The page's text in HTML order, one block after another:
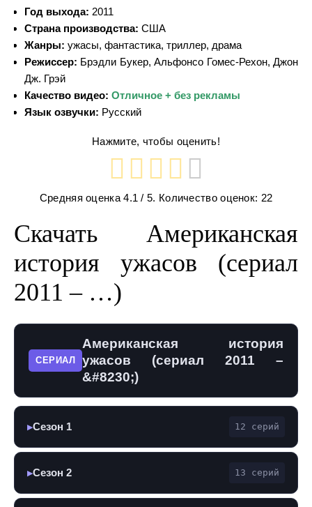
Год выхода: 2011
Страна производства: США
Жанры: ужасы, фантастика, триллер, драма
Режиссер: Брэдли Букер, Альфонсо Гомес-Рехон, Джон
Дж. Грэй
Качество видео: Отличное + без рекламы
Язык озвучки: Русский
Нажмите, чтобы оценить!
Средняя оценка4.1 / 5. Количество оценок: 22
Скачать Американская
история ужасов (сериал
2011 – …)
СЕРИАЛ
Американская история
ужасов (сериал 2011 –
&#8230;)
▶Сезон 1 12 серий
▶Сезон 2 13 серий